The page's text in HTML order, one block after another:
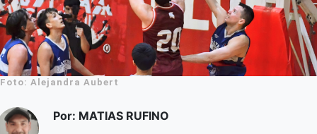
Foto: Alejandra Aubert
Por: MATIAS RUFINO